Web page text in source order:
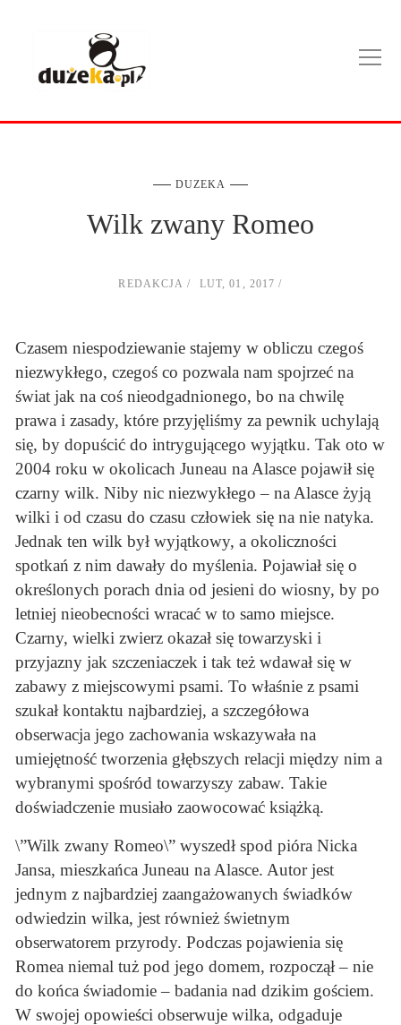
DUZEKA
Wilk zwany Romeo
REDAKCJA LUT, 01, 2017
Czasem niespodziewanie stajemy w obliczu czegoś
niezwykłego, czegoś co pozwala nam spojrzeć na
świat jak na coś nieodgadnionego, bo na chwilę
prawa i zasady, które przyjęliśmy za pewnik uchylają
się, by dopuścić do intrygującego wyjątku. Tak oto w
2004 roku w okolicach Juneau na Alasce pojawił się
czarny wilk. Niby nic niezwykłego – na Alasce żyją
wilki i od czasu do czasu człowiek się na nie natyka.
Jednak ten wilk był wyjątkowy, a okoliczności
spotkań z nim dawały do myślenia. Pojawiał się o
określonych porach dnia od jesieni do wiosny, by po
letniej nieobecności wracać w to samo miejsce.
Czarny, wielki zwierz okazał się towarzyski i
przyjazny jak szczeniaczek i tak też wdawał się w
zabawy z miejscowymi psami. To właśnie z psami
szukał kontaktu najbardziej, a szczegółowa
obserwacja jego zachowania wskazywała na
umiejętność tworzenia głębszych relacji między nim a
wybranymi spośród towarzyszy zabaw. Takie
doświadczenie musiało zaowocować książką.
\”Wilk zwany Romeo\” wyszedł spod pióra Nicka
Jansa, mieszkańca Juneau na Alasce. Autor jest
jednym z najbardziej zaangażowanych świadków
odwiedzin wilka, jest również świetnym
obserwatorem przyrody. Podczas pojawienia się
Romea niemal tuż pod jego domem, rozpoczął – nie
do końca świadomie – badania nad dzikim gościem.
W swojej opowieści obserwuje wilka, odgaduje